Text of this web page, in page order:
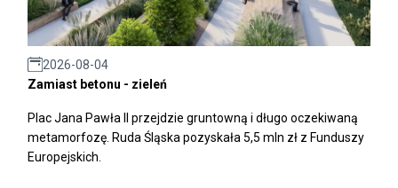
2026-08-04
Zamiast betonu - zieleń
Plac Jana Pawła II przejdzie gruntowną i długo oczekiwaną
metamorfozę. Ruda Śląska pozyskała 5,5 mln zł z Funduszy
Europejskich.